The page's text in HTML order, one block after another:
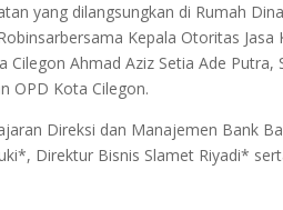
yang dilangsungkan di Rumah
Kepala Otoritas
Cilegon Ahmad Aziz Setia Ade
OPD Kota Cilegon.
Direksi dan Manajemen Bank
Direktur Bisnis Slamet Riyadi*